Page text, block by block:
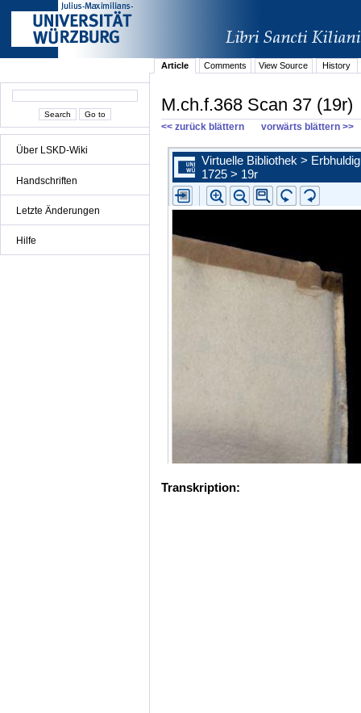
Über LSKD-Wiki
Handschriften
Letzte Änderungen
Hilfe
Article Comments View Source History
M.ch.f.368 Scan 37 (19r)
<< zurück blättern vorwärts blättern >>
Transkription: